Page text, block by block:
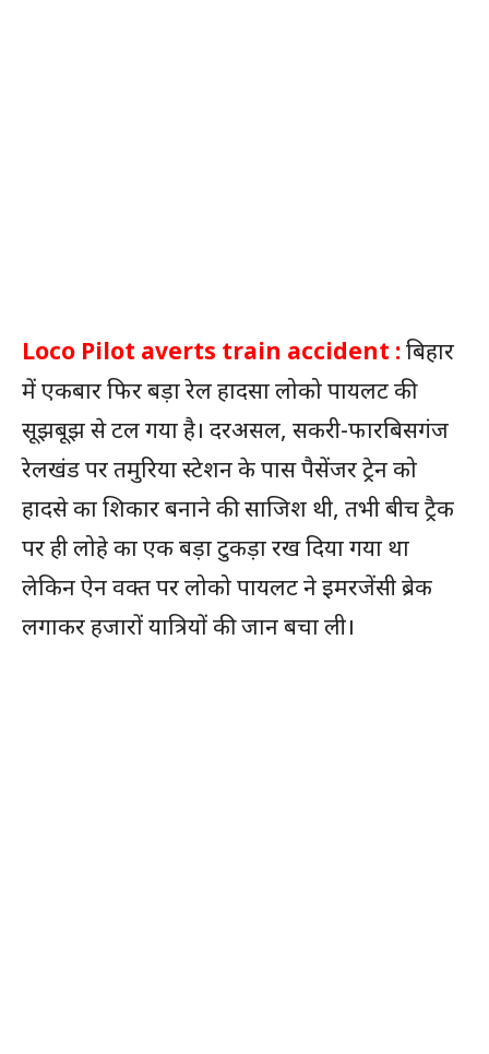
Loco Pilot averts train accident :बिहार
में एकबार फिर बड़ा रेल हादसा लोको पायलट की
सूझबूझ से टल गया है। दरअसल, सकरी-फारबिसगंज
रेलखंड पर तमुरिया स्टेशन के पास पैसेंजर ट्रेन को
हादसे का शिकार बनाने की साजिश थी, तभी बीच ट्रैक
पर ही लोहे का एक बड़ा टुकड़ा रख दिया गया था
लेकिन ऐन वक्त पर लोको पायलट ने इमरजेंसी ब्रेक
लगाकर हजारों यात्रियों की जान बचा ली।